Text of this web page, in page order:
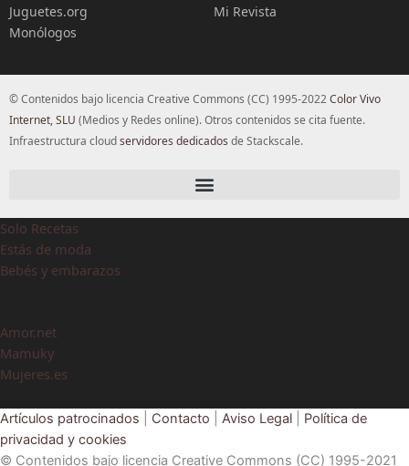
Juguetes.org
Monólogos
Mi Revista
© Contenidos bajo licencia Creative Commons (CC) 1995-2022Color Vivo
Internet, SLU (Medios y Redes online). Otros contenidos se cita fuente.
Infraestructura cloudservidores dedicados de Stackscale.
Solo Recetas
Estás de moda
Bebés y embarazos
Amor.net
Mamuky
Mujeres.es
Artículos patrocinados Contacto Aviso Legal
Política de
privacidad y cookies
© Contenidos bajo licencia Creative Commons (CC) 1995-2021